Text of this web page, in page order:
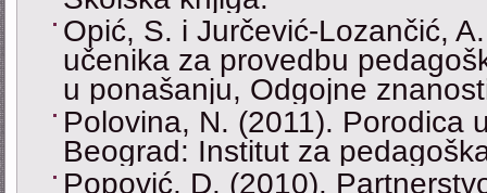
Opić, S. i Jurčević-Lozančić,
učenika za provedbu
u ponašanju, Odgojne
Polovina, N. (2011). Porodica
Beograd: Institut za
Popović, D. (2010).